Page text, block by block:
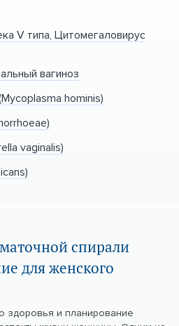
V типа, Цитомегаловирус
вагиноз
hominis)
vaginalis)
спирали
для женского
здоровья и планирование